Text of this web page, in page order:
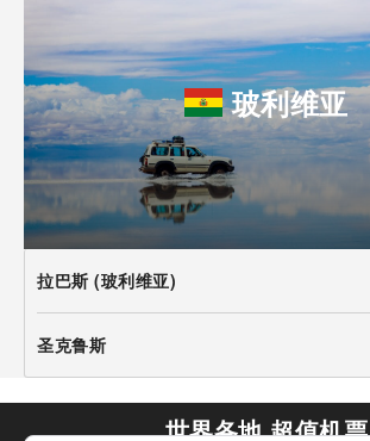
玻利维亚
拉巴斯 (玻利维亚)
圣克鲁斯
世界各地 超值机票